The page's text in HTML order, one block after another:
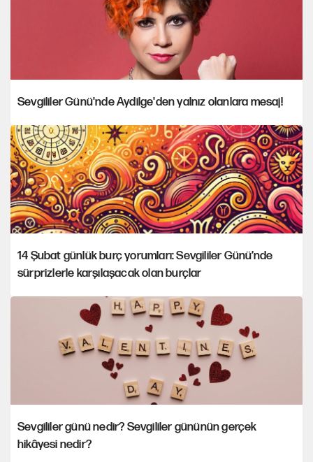
Sevgililer Günü'nde Aydilge'den yalnız olanlara mesaj!
14 Şubat günlük burç yorumları: Sevgililer Günü’nde
sürprizlerle karşılaşacak olan burçlar
Sevgililer günü nedir? Sevgililer gününün gerçek
hikâyesi nedir?